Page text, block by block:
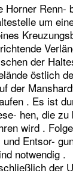
Horner Renn-
um
der
östlich
der
. Es ist
hen, die
wird .
Entsor-
notwendig .
der